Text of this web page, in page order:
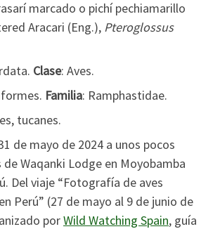
marcado o pichí pechiamarillo
Aracari (Eng.), Pteroglossus
Clase: Aves.
Familia: Ramphastidae.
tucanes.
de mayo de 2024 a unos pocos
Waqanki Lodge en Moyobamba
Del viaje “Fotografía de aves
Perú” (27 de mayo al 9 de junio de
porWild Watching Spain, guía